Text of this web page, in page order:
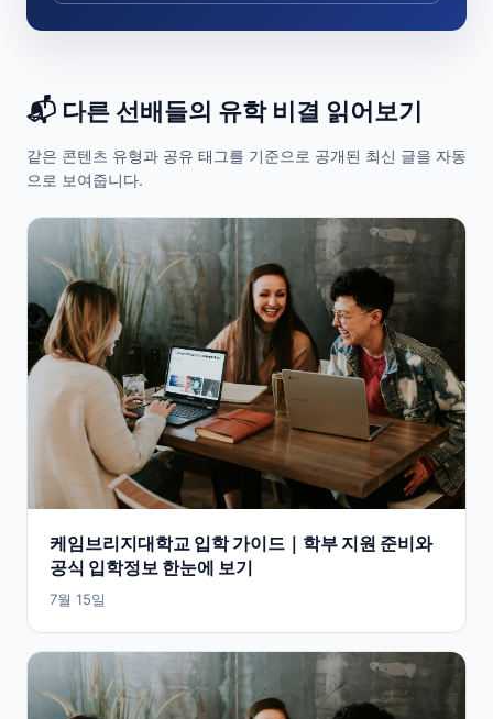
📬 다른 선배들의 유학 비결 읽어보기
같은 콘텐츠 유형과 공유 태그를 기준으로 공개된 최신 글을 자동
으로 보여줍니다.
케임브리지대학교 입학 가이드｜학부 지원 준비와
공식 입학정보 한눈에 보기
7월 15일